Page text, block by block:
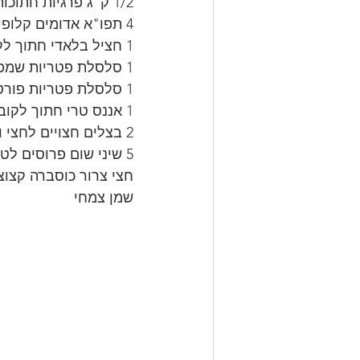
4 תפו"א אדומים קלופים וחתוכים לקוביות
1 חציל בלאדי חתוך לקוביות
1 סלסלת פטריות שמפניון שלמות
1 סלסלת פטריות פורטבלו
1 אננס טרי חתוך לקוביות
2 בצלים חצויים לחצי ופרוסים לרצועות
5 שיני שום פרוסים לטבעות
חצי צרור כוסברה
שמן צמחי